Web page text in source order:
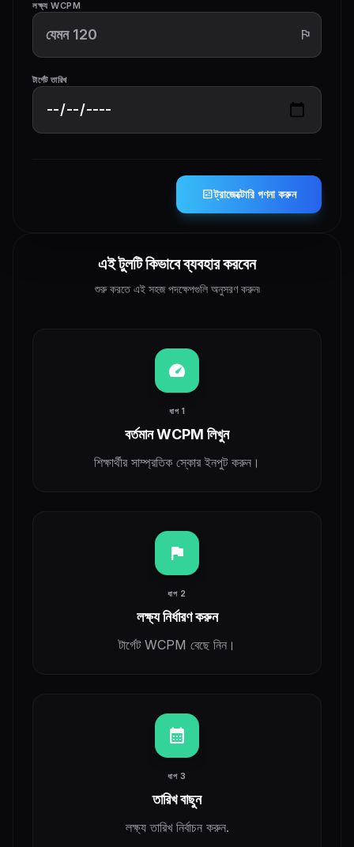
লক্ষ্য WCPM
flag
টার্গেট তারিখ
calculateট্রাজেক্টোরি গণনা করুন
এই টুলটি কিভাবে ব্যবহার করবেন
শুরু করতে এই সহজ পদক্ষেপগুলি অনুসরণ করুন৷
speed
ধাপ 1
বর্তমান WCPM লিখুন
শিক্ষার্থীর সাম্প্রতিক স্কোর ইনপুট করুন।
flag
ধাপ 2
লক্ষ্য নির্ধারণ করুন
টার্গেট WCPM বেছে নিন।
calendar_month
ধাপ 3
তারিখ বাছুন
লক্ষ্য তারিখ নির্বাচন করুন.